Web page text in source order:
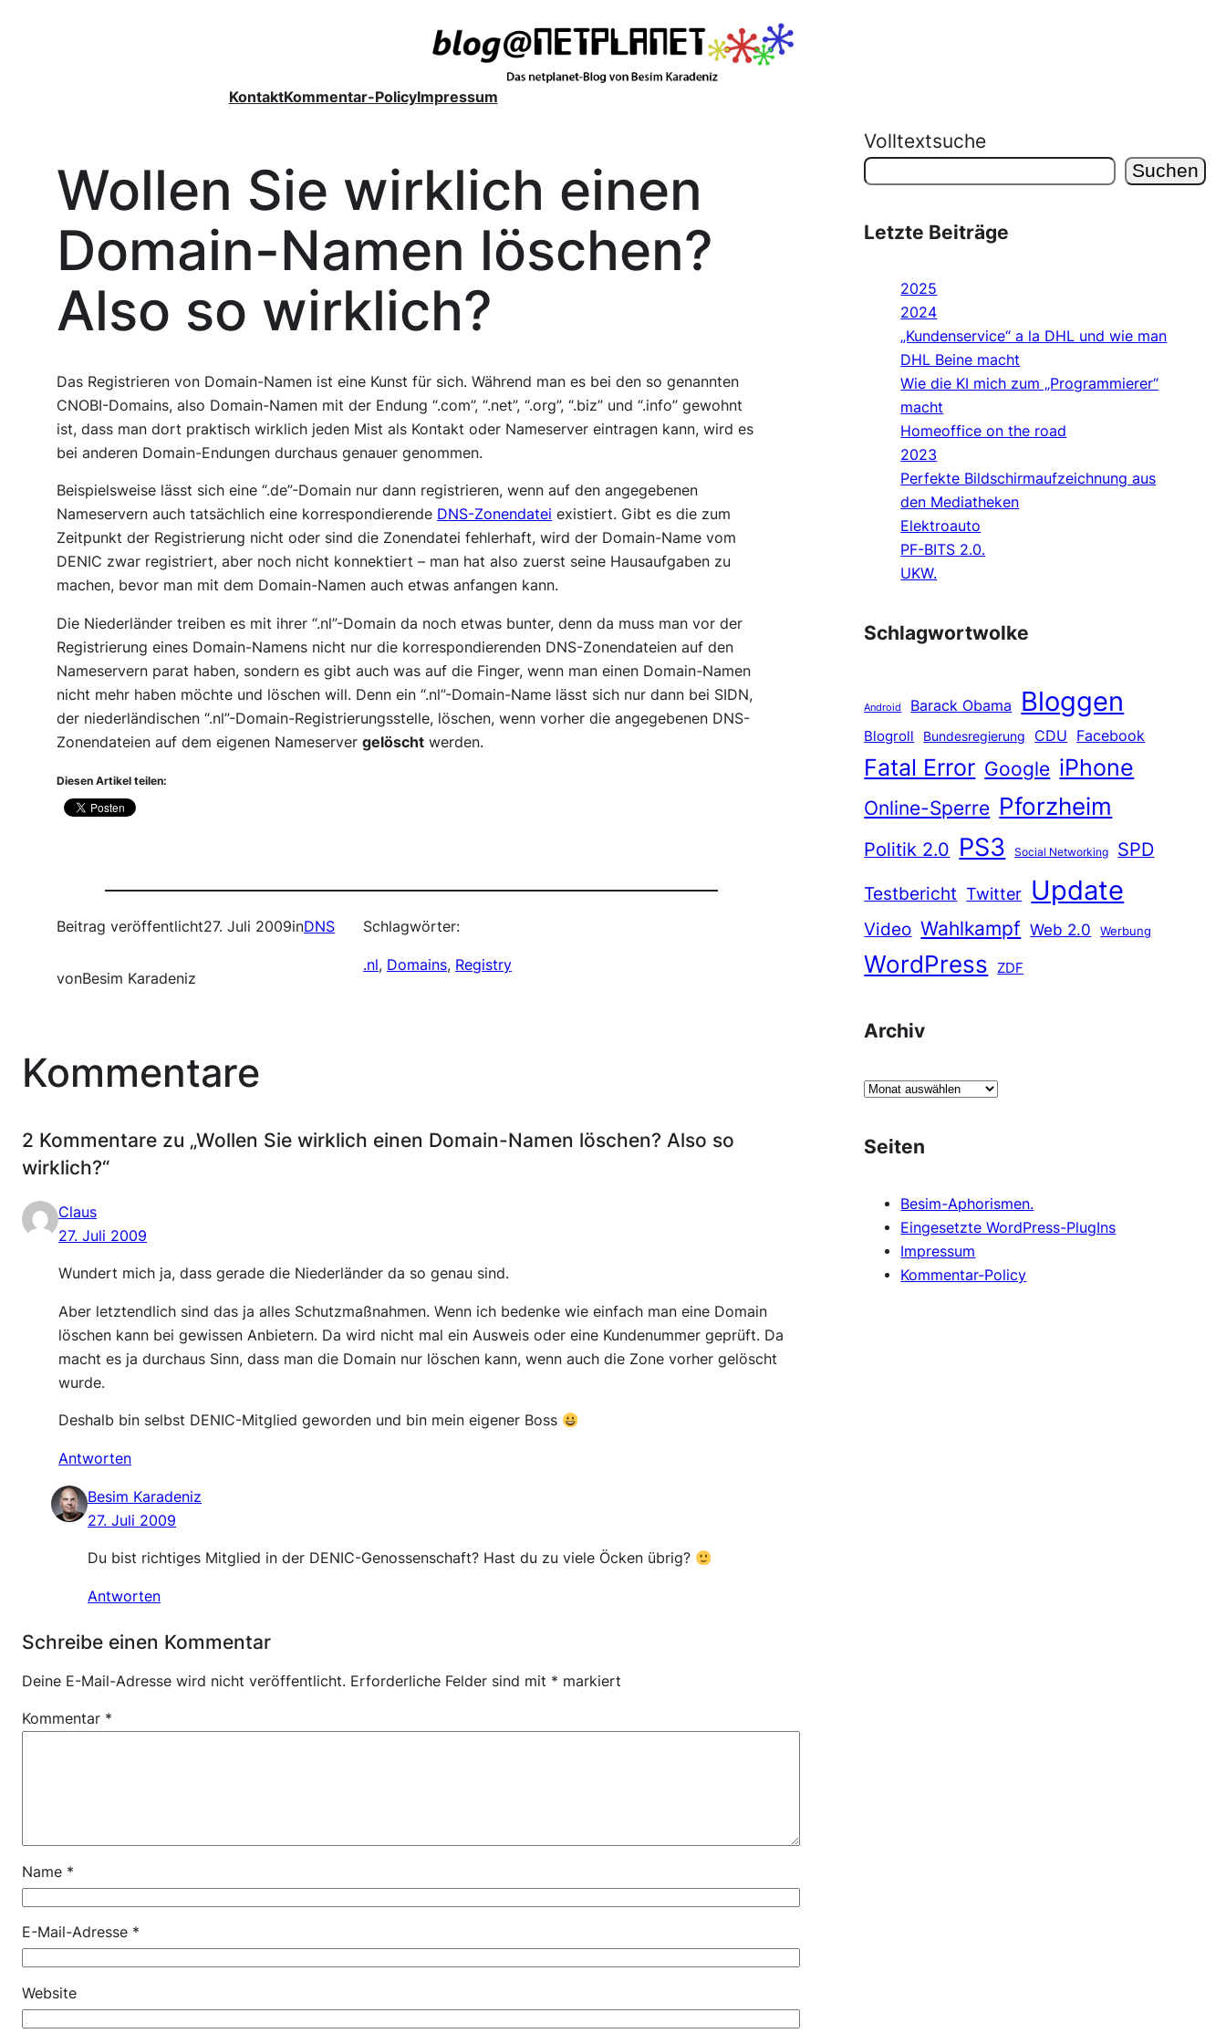
KontaktKommentar-PolicyImpressum
Wollen Sie wirklich einen
Domain-Namen löschen?
Also so wirklich?
Das Registrieren von Domain-Namen ist eine Kunst für sich. Während man es bei den so genannten
CNOBI-Domains, also Domain-Namen mit der Endung “.com”, “.net”, “.org”, “.biz” und “.info” gewohnt
ist, dass man dort praktisch wirklich jeden Mist als Kontakt oder Nameserver eintragen kann, wird es
bei anderen Domain-Endungen durchaus genauer genommen.
Beispielsweise lässt sich eine “.de”-Domain nur dann registrieren, wenn auf den angegebenen
Nameservern auch tatsächlich eine korrespondierende DNS-Zonendatei existiert. Gibt es die zum
Zeitpunkt der Registrierung nicht oder sind die Zonendatei fehlerhaft, wird der Domain-Name vom
DENIC zwar registriert, aber noch nicht konnektiert – man hat also zuerst seine Hausaufgaben zu
machen, bevor man mit dem Domain-Namen auch etwas anfangen kann.
Die Niederländer treiben es mit ihrer “.nl”-Domain da noch etwas bunter, denn da muss man vor der
Registrierung eines Domain-Namens nicht nur die korrespondierenden DNS-Zonendateien auf den
Nameservern parat haben, sondern es gibt auch was auf die Finger, wenn man einen Domain-Namen
nicht mehr haben möchte und löschen will. Denn ein “.nl”-Domain-Name lässt sich nur dann bei SIDN,
der niederländischen “.nl”-Domain-Registrierungsstelle, löschen, wenn vorher die angegebenen DNS-
Zonendateien auf dem eigenen Nameservergelöscht werden.
Diesen Artikel teilen:
Beitrag veröffentlicht27. Juli 2009inDNS
vonBesim Karadeniz
Schlagwörter:
.nl, Domains, Registry
Kommentare
2 Kommentare zu „Wollen Sie wirklich einen Domain-Namen löschen? Also so
wirklich?“
Claus
27. Juli 2009
Wundert mich ja, dass gerade die Niederländer da so genau sind.
Aber letztendlich sind das ja alles Schutzmaßnahmen. Wenn ich bedenke wie einfach man eine Domain
löschen kann bei gewissen Anbietern. Da wird nicht mal ein Ausweis oder eine Kundenummer geprüft. Da
macht es ja durchaus Sinn, dass man die Domain nur löschen kann, wenn auch die Zone vorher gelöscht
wurde.
Deshalb bin selbst DENIC-Mitglied geworden und bin mein eigener Boss
Antworten
Besim Karadeniz
27. Juli 2009
Du bist richtiges Mitglied in der DENIC-Genossenschaft? Hast du zu viele Öcken übrig?
Antworten
Schreibe einen Kommentar
Deine E-Mail-Adresse wird nicht veröffentlicht. Erforderliche Felder sind mit * markiert
Kommentar *
Name *
E-Mail-Adresse *
Website
Volltextsuche
Suchen
Letzte Beiträge
2025
2024
„Kundenservice“ a la DHL und wie man
DHL Beine macht
Wie die KI mich zum „Programmierer“
macht
Homeoffice on the road
2023
Perfekte Bildschirmaufzeichnung aus
den Mediatheken
Elektroauto
PF-BITS 2.0.
UKW.
Schlagwortwolke
Android Barack Obama Bloggen
Blogroll Bundesregierung CDU Facebook
Fatal Error Google iPhone
Online-Sperre Pforzheim
Politik 2.0 PS3 Social Networking
SPD
Testbericht Twitter Update
Video Wahlkampf Web 2.0 Werbung
WordPress ZDF
Archiv
A
h
Seiten
Besim-Aphorismen.
Eingesetzte WordPress-PlugIns
Impressum
Kommentar-Policy